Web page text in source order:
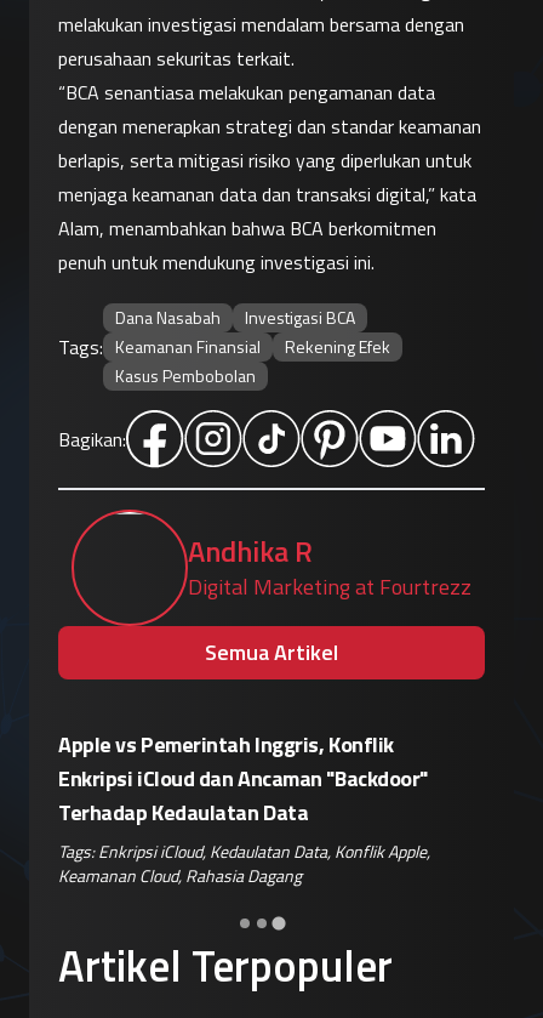
melakukan investigasi mendalam bersama dengan
perusahaan sekuritas terkait.
“BCA senantiasa melakukan pengamanan data
dengan menerapkan strategi dan standar keamanan
berlapis, serta mitigasi risiko yang diperlukan untuk
menjaga keamanan data dan transaksi digital,” kata
Alam, menambahkan bahwa BCA berkomitmen
penuh untuk mendukung investigasi ini.
Tags:
Dana Nasabah
Investigasi BCA
Keamanan Finansial
Rekening Efek
Kasus Pembobolan
Bagikan:
Andhika R
Digital Marketing at Fourtrezz
Semua Artikel
Artikel Terpopuler
Apple vs Pemerintah Inggris, Konflik
Enkripsi iCloud dan Ancaman "Backdoor"
Terhadap Kedaulatan Data
Tags:Enkripsi iCloud,Kedaulatan Data,Konflik Apple,
Keamanan Cloud,Rahasia Dagang